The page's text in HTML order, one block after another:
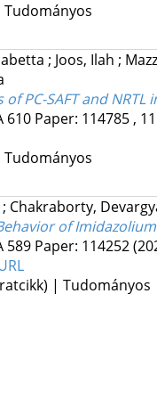
Tudományos
; Joos, Ilah ;
PC-SAFT and
610 Paper: 114785 ,
Tudományos
; Chakraborty,
of
589 Paper: 114252
| Tudományos